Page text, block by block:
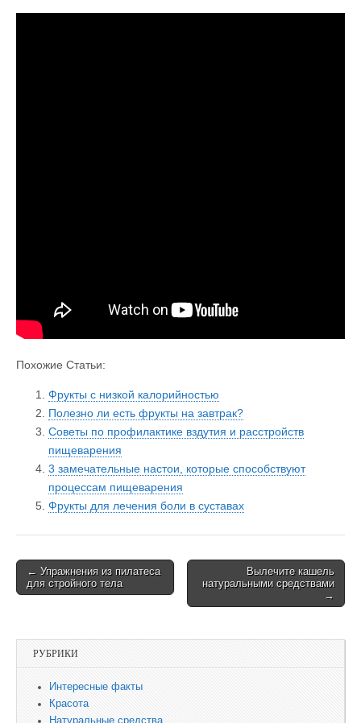
Похожие Статьи:
Фрукты с низкой калорийностью
Полезно ли есть фрукты на завтрак?
Советы по профилактике вздутия и расстройств
пищеварения
3 замечательные настои, которые способствуют
процессам пищеварения
Фрукты для лечения боли в суставах
Post navigation
← Упражнения из пилатеса
для стройного тела
Вылечите кашель
натуральными средствами
→
РУБРИКИ
Интересные факты
Красота
Натуральные средства